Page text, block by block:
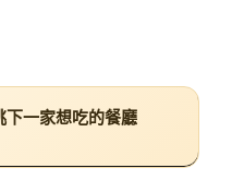
一家想吃的餐廳